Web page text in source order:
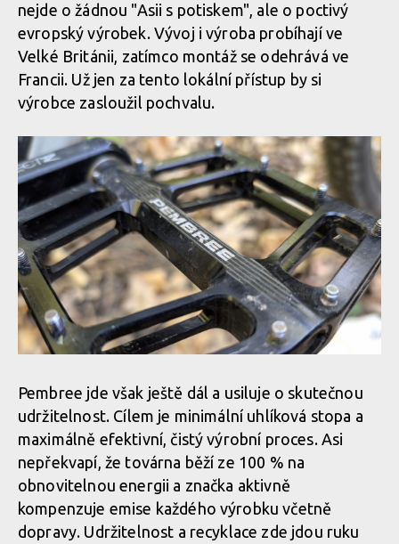
nejde o žádnou "Asii s potiskem", ale o poctivý
evropský výrobek. Vývoj i výroba probíhají ve
Velké Británii, zatímco montáž se odehrává ve
Francii. Už jen za tento lokální přístup by si
výrobce zasloužil pochvalu.
Pembree jde však ještě dál a usiluje o skutečnou
udržitelnost. Cílem je minimální uhlíková stopa a
maximálně efektivní, čistý výrobní proces. Asi
nepřekvapí, že továrna běží ze 100 % na
obnovitelnou energii a značka aktivně
kompenzuje emise každého výrobku včetně
dopravy. Udržitelnost a recyklace zde jdou ruku